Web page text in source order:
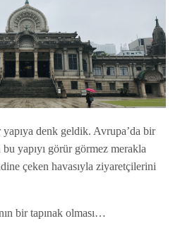
denk geldik. Avrupa’da bir
bu yapıyı görür görmez merakla
çeken havasıyla ziyaretçilerini
bir tapınak olması…